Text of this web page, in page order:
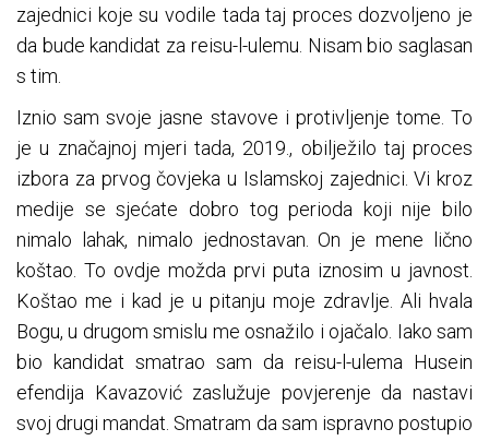
zajednici koje su vodile tada taj proces dozvoljeno je
da bude kandidat za reisu-l-ulemu. Nisam bio saglasan
s tim.
Iznio sam svoje jasne stavove i protivljenje tome. To
je u značajnoj mjeri tada, 2019., obilježilo taj proces
izbora za prvog čovjeka u Islamskoj zajednici. Vi kroz
medije se sjećate dobro tog perioda koji nije bilo
nimalo lahak, nimalo jednostavan. On je mene lično
koštao. To ovdje možda prvi puta iznosim u javnost.
Koštao me i kad je u pitanju moje zdravlje. Ali hvala
Bogu, u drugom smislu me osnažilo i ojačalo. Iako sam
bio kandidat smatrao sam da reisu-l-ulema Husein
efendija Kavazović zaslužuje povjerenje da nastavi
svoj drugi mandat. Smatram da sam ispravno postupio